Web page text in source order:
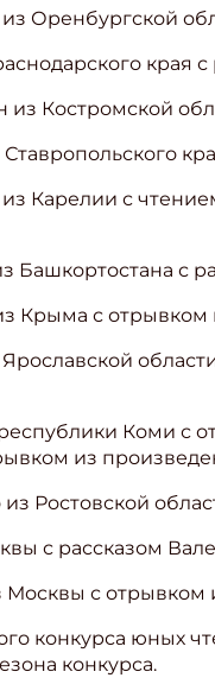
из Оренбургской
края
Костромской
из Карелии с
Башкортостана с
Крыма с
Коми с
из
Ростовской
с рассказом
Москвы с отрывком
конкурса юных
конкурса.